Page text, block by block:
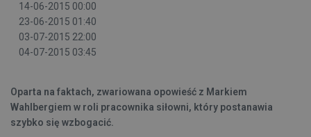
14-06-2015 00:00
23-06-2015 01:40
03-07-2015 22:00
04-07-2015 03:45
Oparta na faktach, zwariowana opowieść z Markiem
Wahlbergiem w roli pracownika siłowni, który postanawia
szybko się wzbogacić.